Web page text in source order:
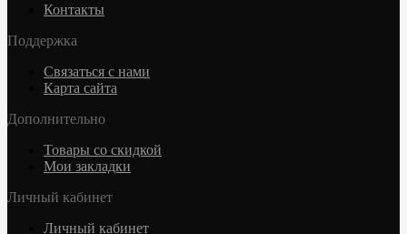
Контакты
Поддержка
Связаться с нами
Карта сайта
Дополнительно
Товары со скидкой
Мои закладки
Личный кабинет
Личный кабинет